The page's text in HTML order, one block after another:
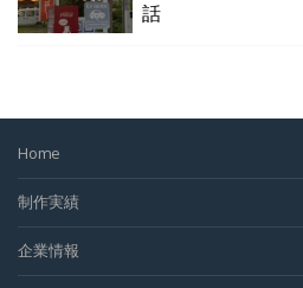
話
Home
制作実績
企業情報